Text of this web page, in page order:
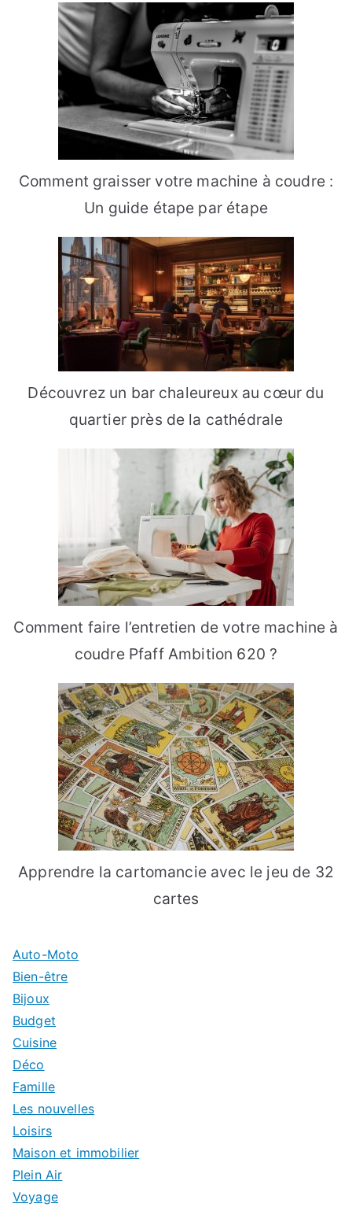
Comment graisser votre machine à coudre :
Un guide étape par étape
Découvrez un bar chaleureux au cœur du
quartier près de la cathédrale
Comment faire l’entretien de votre machine à
coudre Pfaff Ambition 620 ?
Apprendre la cartomancie avec le jeu de 32
cartes
Auto-Moto
Bien-être
Bijoux
Budget
Cuisine
Déco
Famille
Les nouvelles
Loisirs
Maison et immobilier
Plein Air
Voyage